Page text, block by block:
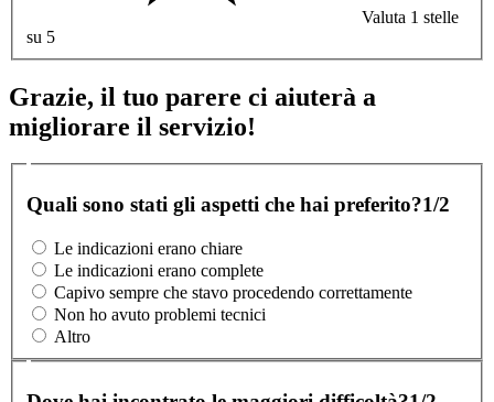
Valuta 1 stelle
su 5
Grazie, il tuo parere ci aiuterà a
migliorare il servizio!
Quali sono stati gli aspetti che hai preferito?1/2
Le indicazioni erano chiare
Le indicazioni erano complete
Capivo sempre che stavo procedendo correttamente
Non ho avuto problemi tecnici
Altro